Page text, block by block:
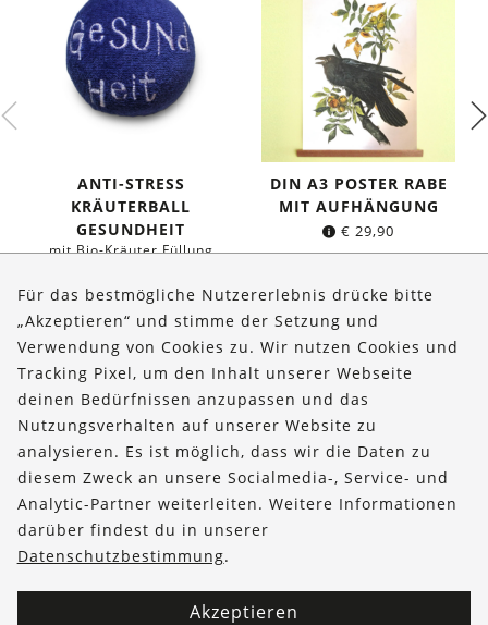
ANTI-STRESS
KRÄUTERBALL
GESUNDHEIT
mit Bio-Kräuter Füllung
DIN A3 POSTER RABE
MIT AUFHÄNGUNG
€ 29,90
Über uns
Bestellungen
Kontakt & Hilfe
FOLLOW US
Für das bestmögliche Nutzererlebnis drücke bitte
„Akzeptieren“ und stimme der Setzung und
Verwendung von Cookies zu. Wir nutzen Cookies und
Tracking Pixel, um den Inhalt unserer Webseite
deinen Bedürfnissen anzupassen und das
Nutzungsverhalten auf unserer Website zu
analysieren. Es ist möglich, dass wir die Daten zu
diesem Zweck an unsere Socialmedia-, Service- und
Analytic-Partner weiterleiten. Weitere Informationen
darüber findest du in unserer
Datenschutzbestimmung.
Akzeptieren